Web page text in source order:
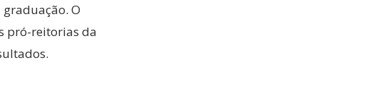
O
pró-reitorias da